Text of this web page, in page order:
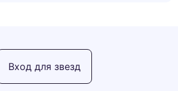
Вход для звезд